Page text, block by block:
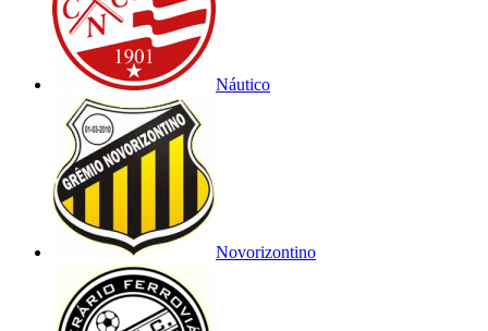
Náutico
Novorizontino